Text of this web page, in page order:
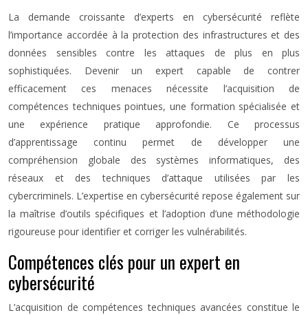
La demande croissante d’experts en cybersécurité reflète
l’importance accordée à la protection des infrastructures et des
données sensibles contre les attaques de plus en plus
sophistiquées. Devenir un expert capable de contrer
efficacement ces menaces nécessite l’acquisition de
compétences techniques pointues, une formation spécialisée et
une expérience pratique approfondie. Ce processus
d’apprentissage continu permet de développer une
compréhension globale des systèmes informatiques, des
réseaux et des techniques d’attaque utilisées par les
cybercriminels. L’expertise en cybersécurité repose également sur
la maîtrise d’outils spécifiques et l’adoption d’une méthodologie
rigoureuse pour identifier et corriger les vulnérabilités.
Compétences clés pour un expert en
cybersécurité
L’acquisition de compétences techniques avancées constitue le